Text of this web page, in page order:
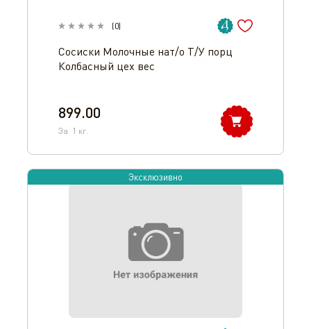
(0)
Сосиски Молочные нат/о Т/У порц
Колбасный цех вес
899.00
За 1 кг.
Эксклюзивно